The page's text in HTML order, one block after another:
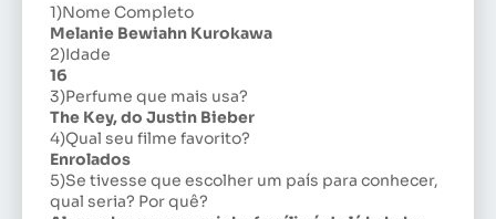
1)Nome Completo
Melanie Bewiahn Kurokawa
2)Idade
16
3)Perfume que mais usa?
The Key, do Justin Bieber
4)Qual seu filme favorito?
Enrolados
5)Se tivesse que escolher um país para conhecer,
qual seria? Por quê?